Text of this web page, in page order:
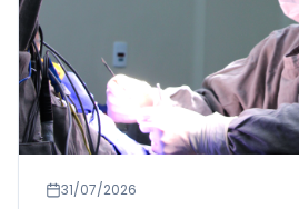
31/07/2026